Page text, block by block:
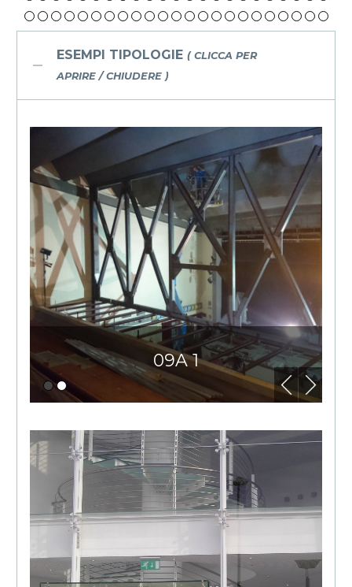
ESEMPI TIPOLOGIE ( CLICCA PER
APRIRE / CHIUDERE )
09A 1